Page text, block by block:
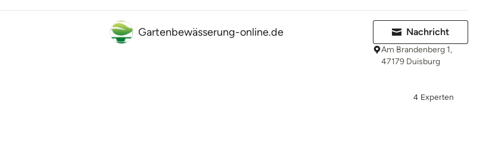
Gartenbewässerung-online.de Nachricht
Am Brandenberg 1,
47179 Duisburg
4 Experten